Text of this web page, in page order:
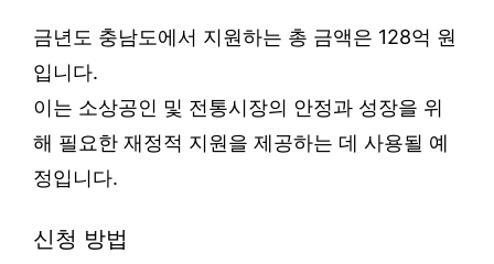
금년도 충남도에서 지원하는 총 금액은 128억 원
입니다.
이는 소상공인 및 전통시장의 안정과 성장을 위
해 필요한 재정적 지원을 제공하는 데 사용될 예
정입니다.
신청 방법